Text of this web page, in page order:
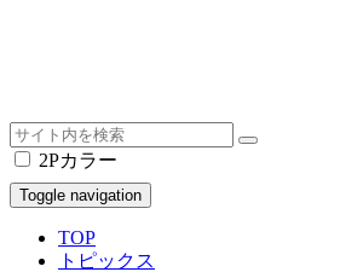
2Pカラー
Toggle navigation
TOP
トピックス